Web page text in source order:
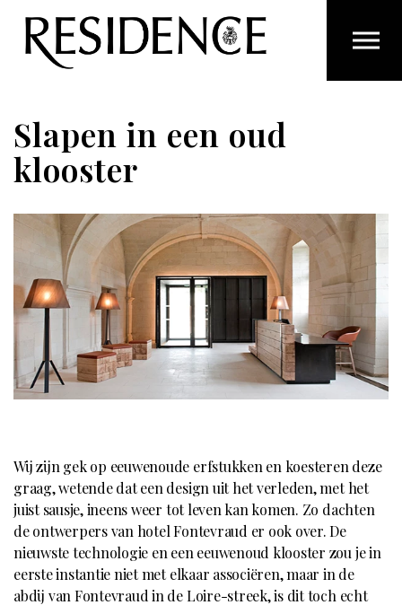
Overslaan en ga direct naar de inhoud
Slapen in een oud
klooster
Wij zijn gek op eeuwenoude erfstukken en koesteren deze
graag, wetende dat een design uit het verleden, met het
juist sausje, ineens weer tot leven kan komen. Zo dachten
de ontwerpers van hotel Fontevraud er ook over. De
nieuwste technologie en een eeuwenoud klooster zou je in
eerste instantie niet met elkaar associëren, maar in de
abdij van Fontevraud in de Loire-streek, is dit toch echt